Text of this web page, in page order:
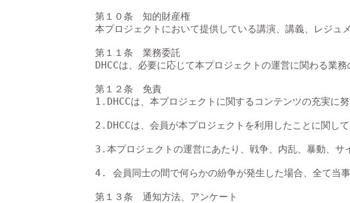
第１０条　知的財産権
本プロジェクトにおいて提供している講演、講義、レジュ
第１１条　業務委託
DHCCは、必要に応じて本プロジェクトの運営に関わる業
第１２条　免責
1.DHCCは、本プロジェクトに関するコンテンツの充実に
2.DHCCは、会員が本プロジェクトを利用したことに関し
3.本プロジェクトの運営にあたり、戦争、内乱、暴動、サ
4. 会員同士の間で何らかの紛争が発生した場合、全て当
第１３条　通知方法、アンケート